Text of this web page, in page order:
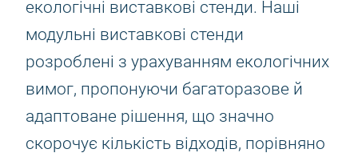
екологічні виставкові стенди. Наші
модульні виставкові стенди
розроблені з урахуванням екологічних
вимог, пропонуючи багаторазове й
адаптоване рішення, що значно
скорочує кількість відходів, порівняно